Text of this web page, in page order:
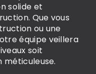
solide et
Que vous
ou une
équipe veillera
soit
méticuleuse.